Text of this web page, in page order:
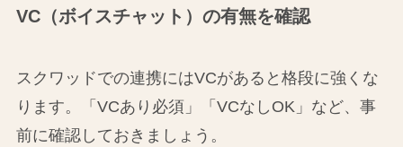
VC（ボイスチャット）の有無を確認
スクワッドでの連携にはVCがあると格段に強くな
ります。「VCあり必須」「VCなしOK」など、事
前に確認しておきましょう。